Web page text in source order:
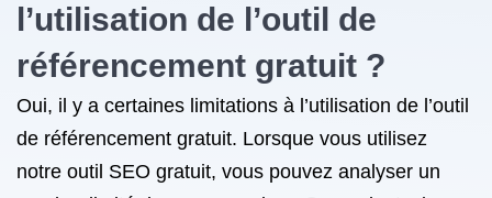
l’utilisation de l’outil de
référencement gratuit ?
Oui, il y a certaines limitations à l’utilisation de l’outil
de référencement gratuit. Lorsque vous utilisez
notre outil SEO gratuit, vous pouvez analyser un